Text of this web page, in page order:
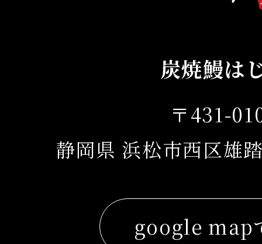
炭焼鰻は
〒431-
静岡県 浜松市西区雄
google map